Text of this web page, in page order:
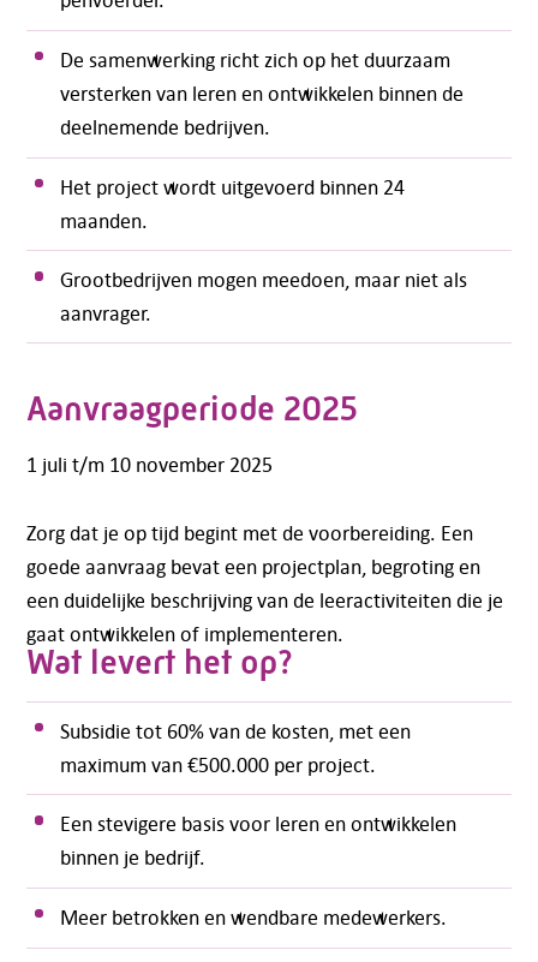
Telefoon:
088 - 329 20 70
E-mail:
info@kasgroeit.nl
Adviesgesprek
Contactformulier
De samenwerking richt zich op het duurzaam
versterken van leren en ontwikkelen binnen de
deelnemende bedrijven.
Het project wordt uitgevoerd binnen 24
maanden.
Grootbedrijven mogen meedoen, maar niet als
aanvrager.
Aanvraagperiode 2025
1 juli t/m 10 november 2025
Zorg dat je op tijd begint met de voorbereiding. Een
goede aanvraag bevat een projectplan, begroting en
een duidelijke beschrijving van de leeractiviteiten die je
gaat ontwikkelen of implementeren.
Wat levert het op?
Subsidie tot 60% van de kosten, met een
maximum van €500.000 per project.
Een stevigere basis voor leren en ontwikkelen
binnen je bedrijf.
Meer betrokken en wendbare medewerkers.